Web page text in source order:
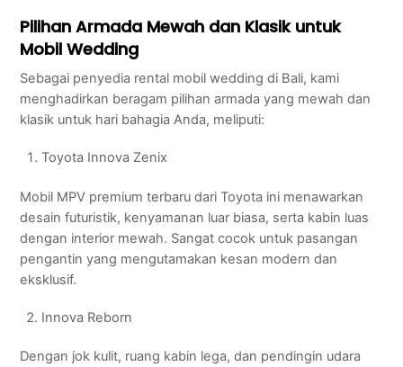
Pilihan Armada Mewah dan Klasik untuk
Mobil Wedding
Sebagai penyedia rental mobil wedding di Bali, kami
menghadirkan beragam pilihan armada yang mewah dan
klasik untuk hari bahagia Anda, meliputi:
Toyota Innova Zenix
Mobil MPV premium terbaru dari Toyota ini menawarkan
desain futuristik, kenyamanan luar biasa, serta kabin luas
dengan interior mewah. Sangat cocok untuk pasangan
pengantin yang mengutamakan kesan modern dan
eksklusif.
Innova Reborn
Dengan jok kulit, ruang kabin lega, dan pendingin udara